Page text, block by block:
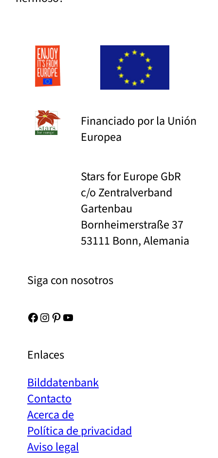
Financiado por la Unión
Europea
Stars for Europe GbR
c/o Zentralverband
Gartenbau
Bornheimerstraße 37
53111 Bonn, Alemania
Siga con nosotros
Facebook Instagram Pinterest YouTube
Enlaces
Bilddatenbank
Contacto
Acerca de
Política de privacidad
Aviso legal